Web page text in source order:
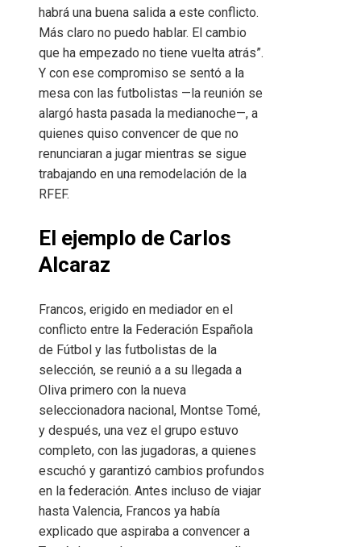
habrá una buena salida a este conflicto.
Más claro no puedo hablar. El cambio
que ha empezado no tiene vuelta atrás”.
Y con ese compromiso se sentó a la
mesa con las futbolistas —la reunión se
alargó hasta pasada la medianoche—, a
quienes quiso convencer de que no
renunciaran a jugar mientras se sigue
trabajando en una remodelación de la
RFEF.
El ejemplo de Carlos
Alcaraz
Francos, erigido en mediador en el
conflicto entre la Federación Española
de Fútbol y las futbolistas de la
selección, se reunió a a su llegada a
Oliva primero con la nueva
seleccionadora nacional, Montse Tomé,
y después, una vez el grupo estuvo
completo, con las jugadoras, a quienes
escuchó y garantizó cambios profundos
en la federación. Antes incluso de viajar
hasta Valencia, Francos ya había
explicado que aspiraba a convencer a